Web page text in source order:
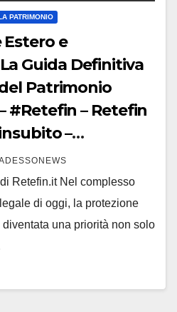
PATRIMONIO
e
Guida Definitiva
Patrimonio
#Retefin – Retefin
–
–
Retefin.it Nel complesso
di oggi, la protezione
una priorità non solo